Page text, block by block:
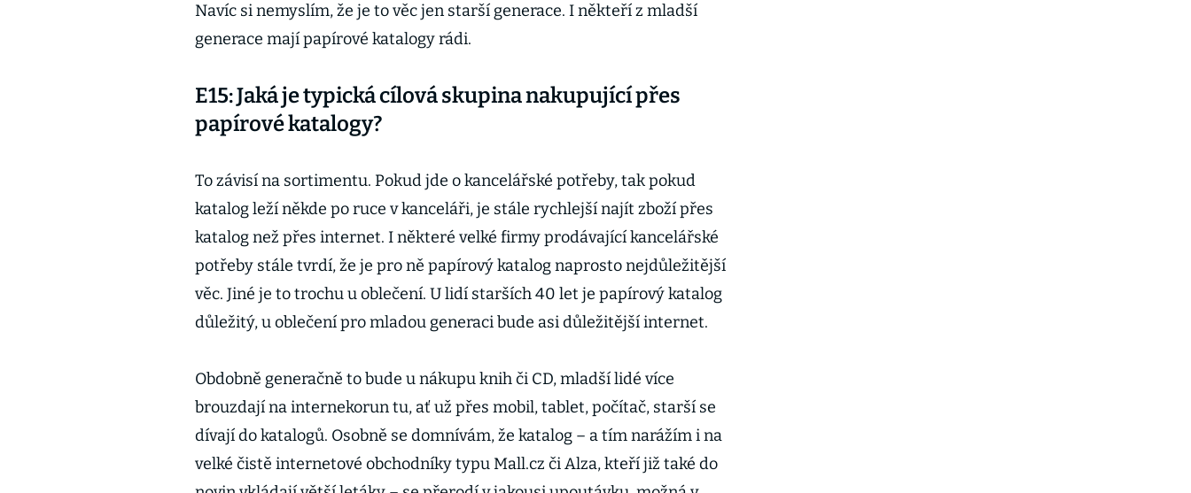
Navíc si nemyslím, že je to věc jen starší generace. I někteří z mladší
generace mají papírové katalogy rádi.
E15: Jaká je typická cílová skupina nakupující přes
papírové katalogy?
To závisí na sortimentu. Pokud jde o kancelářské potřeby, tak pokud
katalog leží někde po ruce v kanceláři, je stále rychlejší najít zboží přes
katalog než přes internet. I některé velké firmy prodávající kancelářské
potřeby stále tvrdí, že je pro ně papírový katalog naprosto nejdůležitější
věc. Jiné je to trochu u oblečení. U lidí starších 40 let je papírový katalog
důležitý, u oblečení pro mladou generaci bude asi důležitější internet.
Obdobně generačně to bude u nákupu knih či CD, mladší lidé více
brouzdají na internekorun tu, ať už přes mobil, tablet, počítač, starší se
dívají do katalogů. Osobně se domnívám, že katalog – a tím narážím i na
velké čistě internetové obchodníky typu Mall.cz či Alza, kteří již také do